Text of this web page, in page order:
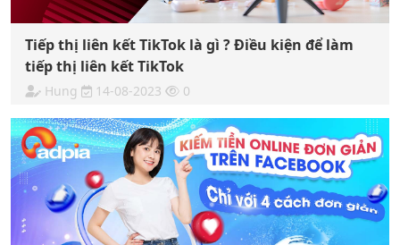
Tiếp thị liên kết TikTok là gì ? Điều kiện để làm
tiếp thị liên kết TikTok
Hung 14-08-2023 0